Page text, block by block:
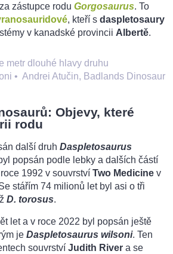
zástupce rodu Gorgosaurus. To
, kteří s daspletosaury
v kanadské provincii Albertě.
metr dlouhé hlavy druhu
• Andrei Atučin, Badlands Dinosaur
Objevy, které
rodu
další druh Daspletosaurus
popsán podle lebky a dalších částí
1992 v souvrství Two Medicine v
stářím 74 milionů let byl asi o tři
D. torosus.
let a v roce 2022 byl popsán ještě
je Daspletosaurus wilsoni. Ten
souvrství Judith River a se